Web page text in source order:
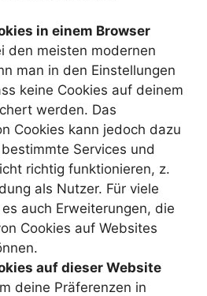
in einem Browser
den meisten modernen
man in den Einstellungen
keine Cookies auf deinem
werden. Das
Cookies kann jedoch dazu
Services und
richtig funktionieren, z.
als Nutzer. Für viele
auch Erweiterungen, die
Cookies auf Websites
auf dieser Website
deine Präferenzen in